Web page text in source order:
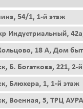
54/1, 1-й этаж
Индустриальный,
18 А, Дом
Б. Богаткова, 221, 2-
Блюхера, 1, 1-й этаж
Военная, 5, ТРЦ